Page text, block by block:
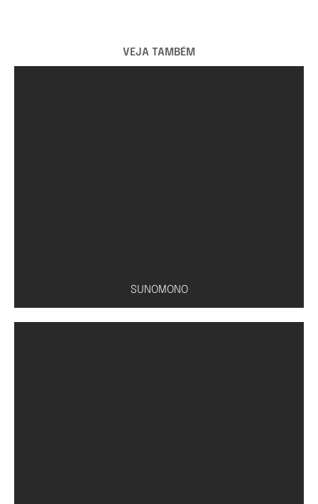
VEJA TAMBÉM
SUNOMONO